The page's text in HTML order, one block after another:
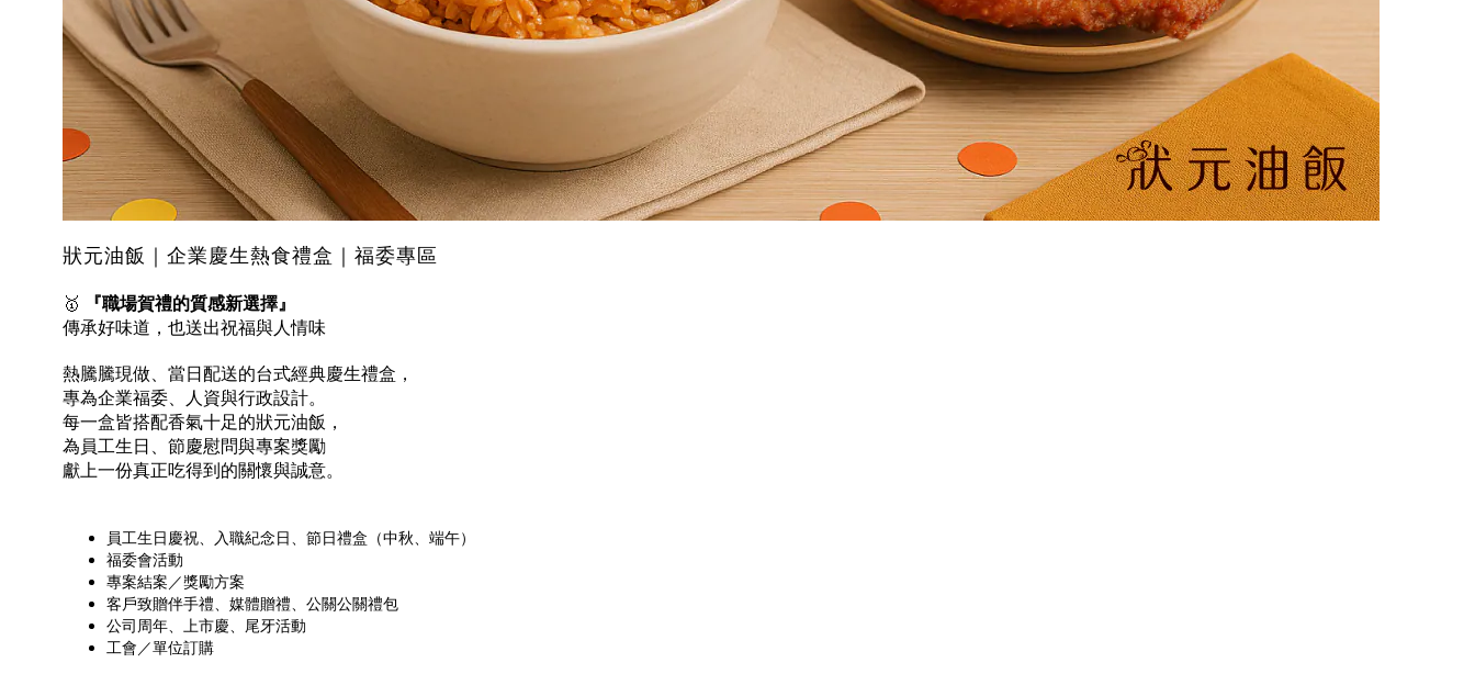
狀元油飯｜企業慶生熱食禮盒｜福委專區
🥇
『職場賀禮的質感新選擇』
傳承好味道，也送出祝福與人情味
熱騰騰現做、當日配送的台式經典慶生禮盒，
專為企業福委、人資與行政設計。
每一盒皆搭配香氣十足的狀元油飯，
為員工生日、節慶慰問與專案獎勵
獻上一份真正吃得到的關懷與誠意。
員工生日慶祝、入職紀念日、節日禮盒（中秋、端午）
福委會活動
專案結案／獎勵方案
客戶致贈伴手禮、媒體贈禮、公關公關禮包
公司周年、上市慶、尾牙活動
工會／單位訂購